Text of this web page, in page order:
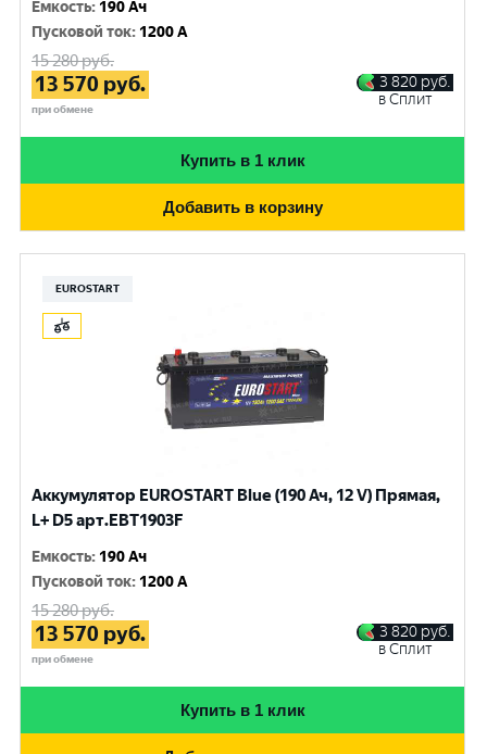
Емкость: 190 Ач
Пусковой ток: 1200 A
15 280руб.
13 570 руб.
при обмене
3 820 руб.
в Сплит
Купить в 1 клик
Добавить в корзину
EUROSTART
Аккумулятор EUROSTART Blue (190 Ач, 12 V) Прямая,
L+ D5 арт.EBT1903F
Емкость: 190 Ач
Пусковой ток: 1200 A
15 280руб.
13 570 руб.
при обмене
3 820 руб.
в Сплит
Купить в 1 клик